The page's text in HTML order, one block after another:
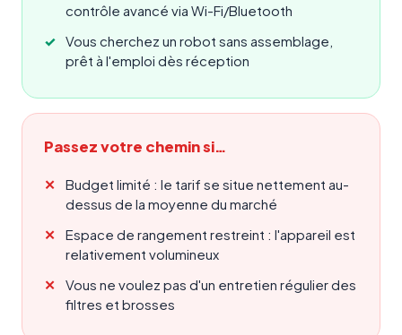
contrôle avancé via Wi-Fi/Bluetooth
Vous cherchez un robot sans assemblage,
prêt à l'emploi dès réception
Passez votre chemin si…
Budget limité : le tarif se situe nettement au-
dessus de la moyenne du marché
Espace de rangement restreint : l'appareil est
relativement volumineux
Vous ne voulez pas d'un entretien régulier des
filtres et brosses